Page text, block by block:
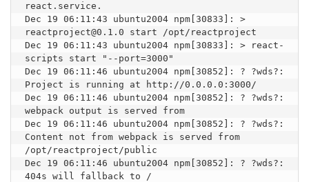
react.service.
Dec 19 06:11:43 ubuntu2004 npm[30833]: >
reactproject@0.1.0 start /opt/reactproject
Dec 19 06:11:43 ubuntu2004 npm[30833]: > react-
scripts start "--port=3000"
Dec 19 06:11:46 ubuntu2004 npm[30852]: ? ?wds?:
Project is running at http://0.0.0.0:3000/
Dec 19 06:11:46 ubuntu2004 npm[30852]: ? ?wds?:
webpack output is served from
Dec 19 06:11:46 ubuntu2004 npm[30852]: ? ?wds?:
Content not from webpack is served from
/opt/reactproject/public
Dec 19 06:11:46 ubuntu2004 npm[30852]: ? ?wds?:
404s will fallback to /